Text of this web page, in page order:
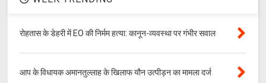
रोहतास के डेहरी में EO की निर्मम हत्या: कानून-व्यवस्था पर गंभीर सवाल
आप के विधायक अमानतुल्लाह के खिलाफ यौन उत्पीड़न का मामला दर्ज